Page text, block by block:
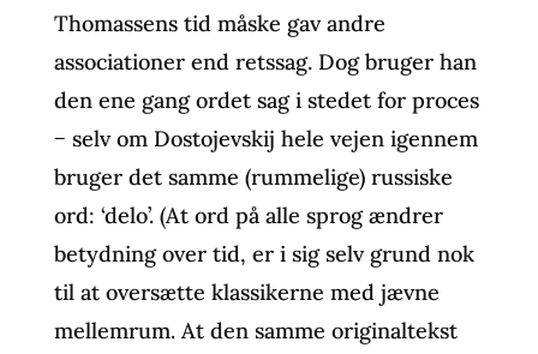
Thomassens tid måske gav andre
associationer end retssag. Dog bruger han
den ene gang ordet sag i stedet for proces
− selv om Dostojevskij hele vejen igennem
bruger det samme (rummelige) russiske
ord: ‘delo’. (At ord på alle sprog ændrer
betydning over tid, er i sig selv grund nok
til at oversætte klassikerne med jævne
mellemrum. At den samme originaltekst